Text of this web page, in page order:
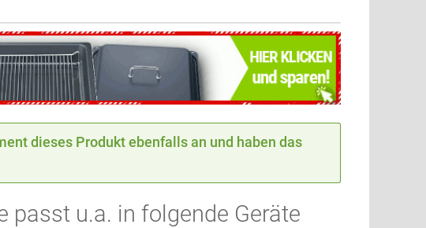
dieses Produkt ebenfalls an und haben das
passt u.a. in folgende Geräte